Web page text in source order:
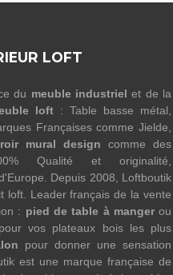
LOFT
du meuble industriel et de la
loft : Table basse métal,
Françaises comme Jielde,
mural design comme des
Qualité et originalité,
Depuis 2008, Loftboutik
loft. Leader français de la vente
: pied de table à mangerou
vos plateaux bois les plus
pour donner une sensation
est une marque française de